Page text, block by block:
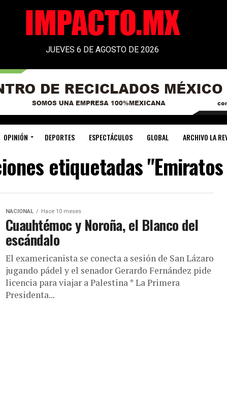
JUEVES 6 DE AGOSTO DE 2026
OPINIÓN DEPORTES ESPECTÁCULOS GLOBAL ARCHIVO LA
etiquetadas
NACIONAL Hace 10 meses
Cuauhtémoc y Noroña, el Blanco del
escándalo
El examericanista se conecta a sesión de San Lázaro
jugando pádel y el senador Gerardo Fernández pide
licencia para viajar a Palestina * La Primera
Presidenta...